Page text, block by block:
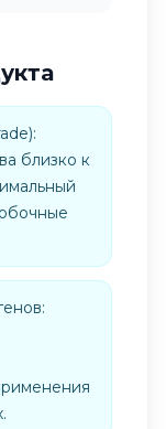
близко к